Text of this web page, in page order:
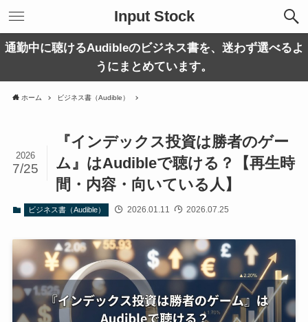
Input Stock
通勤中に聴けるAudibleのビジネス書を、迷わず選べるよ
うにまとめています。
ホーム ビジネス書（Audible）
『インデックス投資は勝者のゲー
ム』はAudibleで聴ける？【再生時
間・内容・向いている人】
2026
7/25
ビジネス書（Audible） 2026.01.11 2026.07.25